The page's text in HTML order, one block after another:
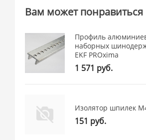
Вам может понравиться
Профиль
наборных
EKF PROxima
1 571 руб.
Изолятор шпилек
151 руб.